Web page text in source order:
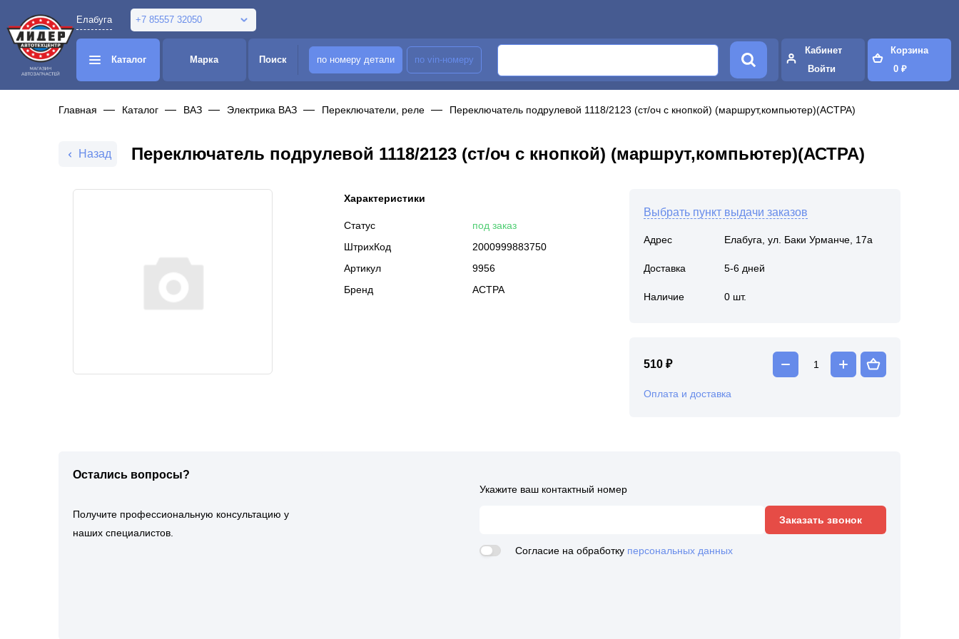
Елабуга +7 85557 32050
Каталог Марка Поиск по номеру детали по vin-номеру
Кабинет
Войти
Корзина
0 ₽
Главная Каталог ВАЗ Электрика ВАЗ Переключатели, реле Переключатель подрулевой 1118/2123 (ст/оч с кнопкой) (маршрут,компьютер)(АСТРА)
Назад Переключатель подрулевой 1118/2123 (ст/оч с кнопкой) (маршрут,компьютер)(АСТРА)
Характеристики
Статус
под заказ
ШтрихКод
2000999883750
Артикул
9956
Бренд
АСТРА
Выбрать пункт выдачи заказов
Адрес Елабуга, ул. Баки Урманче, 17а
Доставка 5-6 дней
Наличие 0 шт.
510 ₽
Оплата и доставка
Остались вопросы?
Получите профессиональную консультацию у
наших специалистов.
Укажите ваш контактный номер
Заказать звонок
Согласие на обработку персональных данных